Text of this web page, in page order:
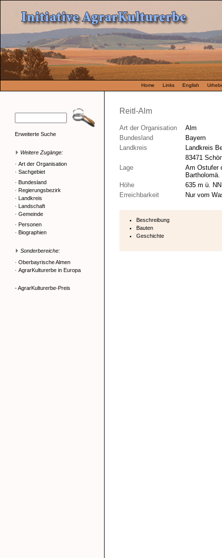
Home Links English
Erweiterte Suche
Weitere Zugänge:
· Art der Organisation
· Sachgebiet
· Bundesland
· Regierungsbezirk
· Landkreis
· Landschaft
· Gemeinde
· Personen
· Biographien
Sonderbereiche:
· Oberbayrische Almen
· AgrarKulturerbe in Europa
- AgrarKulturerbe-Preis
Reitl-Alm
Art der Organisation
Alm
Bundesland
Bayern
Landkreis
Landkreis
83471
Lage
Am Ostufer
Bartholomä.
Höhe
635 m ü. NN
Erreichbarkeit
Nur vom
Beschreibung
Bauten
Geschichte